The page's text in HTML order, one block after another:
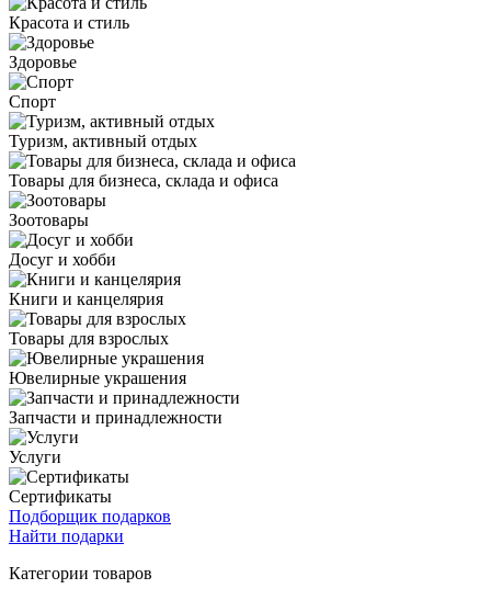
Красота и стиль
Здоровье
Спорт
Туризм, активный отдых
Товары для бизнеса, склада и офиса
Зоотовары
Досуг и хобби
Книги и канцелярия
Товары для взрослых
Ювелирные украшения
Запчасти и принадлежности
Услуги
Сертификаты
Подборщик подарков
Найти подарки
Категории товаров